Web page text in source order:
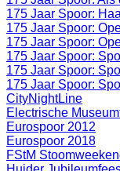
175 Jaar Spoor:
175 Jaar Spoor:
175 Jaar Spoor:
175 Jaar Spoor:
175 Jaar Spoor:
175 Jaar Spoor:
CityNightLine
Electrische
Eurospoor 2012
Eurospoor 2018
FStM